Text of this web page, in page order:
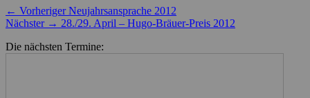
Beitragsnavigation
← Vorheriger Vorheriger
Beitrag:
Neujahrsansprache 2012
Nächster → Nächster
28./29. April – Hugo-Bräuer-Preis 2012
Die nächsten Termine: